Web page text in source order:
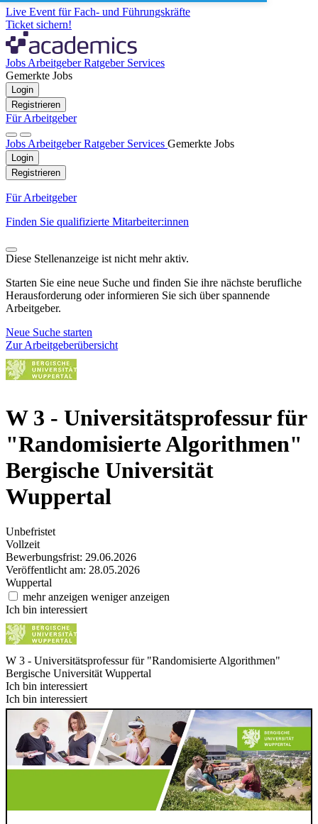
Live Event für Fach- und Führungskräfte
Ticket sichern!
Jobs ArbeitgeberRatgeber Services
Gemerkte Jobs
Login
Registrieren
Für Arbeitgeber
Jobs ArbeitgeberRatgeber Services Gemerkte Jobs
Login
Registrieren
Für Arbeitgeber
Finden Sie qualifizierte Mitarbeiter:innen
Diese Stellenanzeige ist nicht mehr aktiv.
Starten Sie eine neue Suche und finden Sie ihre nächste berufliche
Herausforderung oder informieren Sie sich über spannende
Arbeitgeber.
Neue Suche starten
Zur Arbeitgeberübersicht
W 3 - Universitätsprofessur für
"Randomisierte Algorithmen"
Bergische Universität
Wuppertal
Unbefristet
Vollzeit
Bewerbungsfrist: 29.06.2026
Veröffentlicht am: 28.05.2026
Wuppertal
mehr anzeigen weniger anzeigen
Ich bin interessiert
W 3 - Universitätsprofessur für "Randomisierte Algorithmen"
Bergische Universität Wuppertal
Ich bin interessiert
Ich bin interessiert